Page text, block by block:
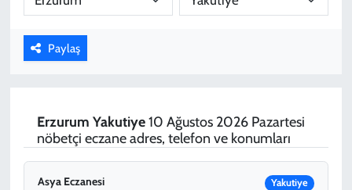
Paylaş
Erzurum Yakutiye10 Ağustos 2026 Pazartesi
nöbetçi eczane adres, telefon ve konumları
Asya Eczanesi Yakutiye